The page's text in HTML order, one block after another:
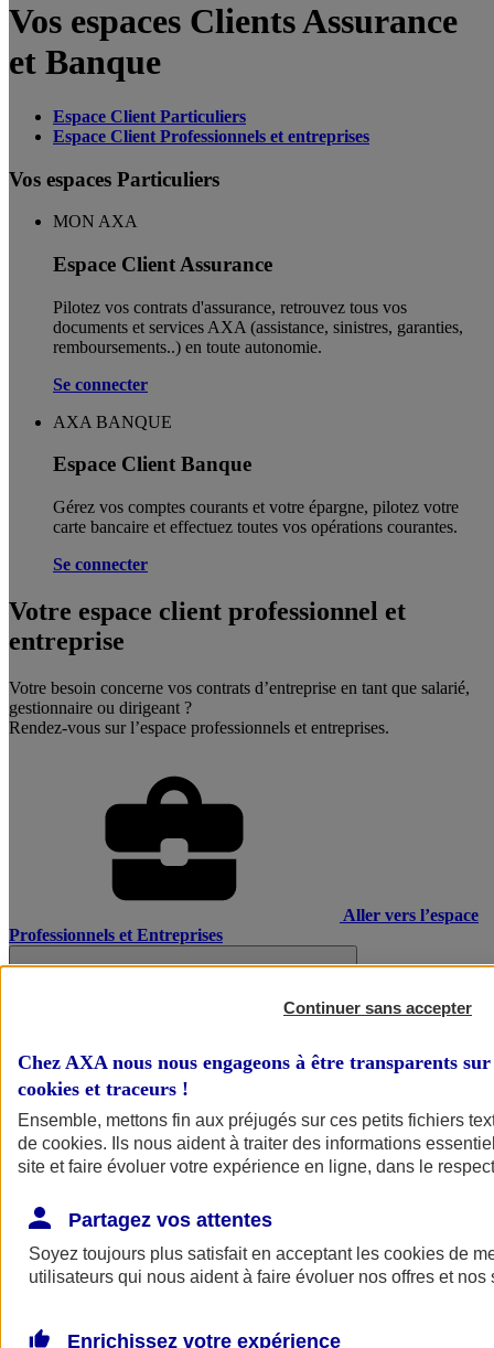
Vos espaces Clients Assurance
et Banque
Espace Client Particuliers
Espace Client Professionnels et entreprises
Vos espaces Particuliers
MON AXA
Espace Client Assurance
Pilotez vos contrats d'assurance, retrouvez tous vos
documents et services AXA (assistance, sinistres, garanties,
remboursements..) en toute autonomie. ​
Se connecter
AXA BANQUE
Espace Client Banque
Gérez vos comptes courants et votre épargne, pilotez votre
carte bancaire et effectuez toutes vos opérations courantes.
Se connecter
Votre espace client professionnel et
entreprise
Votre besoin concerne vos contrats d’entreprise en tant que salarié,
gestionnaire ou dirigeant ?
Rendez-vous sur l’espace professionnels et entreprises.
Aller vers l’espace
Professionnels et Entreprises
Continuer sans accepter
Chez AXA nous nous engageons à être transparents
cookies et traceurs !
Ensemble, mettons fin aux préjugés sur ces petits fichiers
de cookies. Ils nous aident à traiter des informations
site et faire évoluer votre expérience en ligne, dans le
Partagez vos attentes
Soyez toujours plus satisfait en acceptant les cookies de
utilisateurs qui nous aident à faire évoluer nos offres et nos
Enrichissez votre expérience